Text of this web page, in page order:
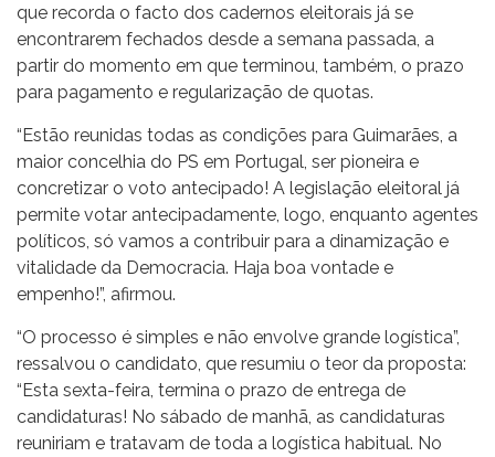
que recorda o facto dos cadernos eleitorais já se
encontrarem fechados desde a semana passada, a
partir do momento em que terminou, também, o prazo
para pagamento e regularização de quotas.
“Estão reunidas todas as condições para Guimarães, a
maior concelhia do PS em Portugal, ser pioneira e
concretizar o voto antecipado! A legislação eleitoral já
permite votar antecipadamente, logo, enquanto agentes
políticos, só vamos a contribuir para a dinamização e
vitalidade da Democracia. Haja boa vontade e
empenho!”, afirmou.
“O processo é simples e não envolve grande logística”,
ressalvou o candidato, que resumiu o teor da proposta:
“Esta sexta-feira, termina o prazo de entrega de
candidaturas! No sábado de manhã, as candidaturas
reuniriam e tratavam de toda a logística habitual. No